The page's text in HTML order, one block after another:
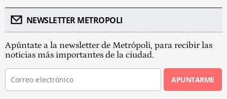
NEWSLETTER METROPOLI
Apúntate a la newsletter de Metrópoli, para recibir las
noticias más importantes de la ciudad.
APUNTARME